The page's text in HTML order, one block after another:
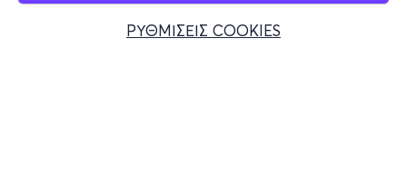
ΡΥΘΜΙΣΕΙΣ COOKIES